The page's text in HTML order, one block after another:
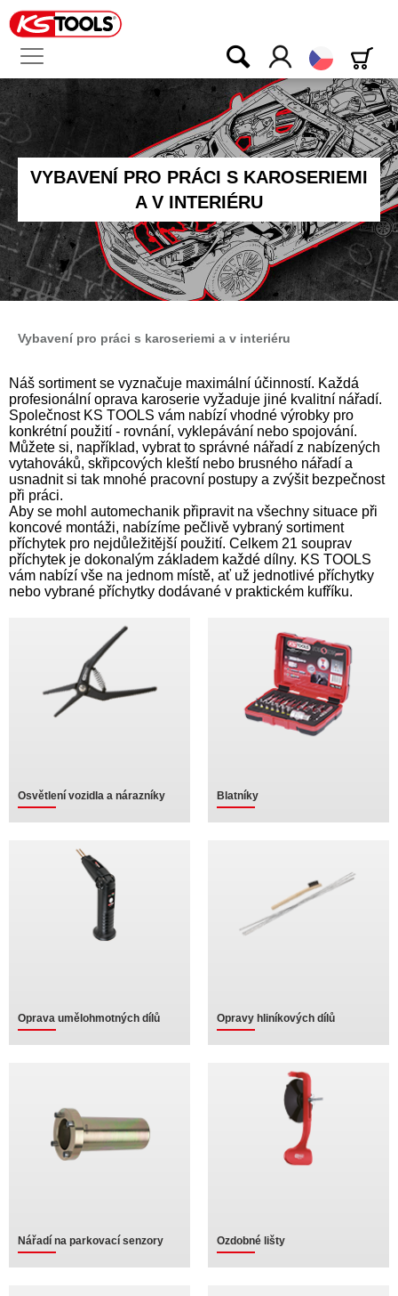
Čeština
VYBAVENÍ PRO PRÁCI S KAROSERIEMI
A V INTERIÉRU
Vybavení pro práci s karoseriemi a v interiéru
Náš sortiment se vyznačuje maximální účinností. Každá
profesionální oprava karoserie vyžaduje jiné kvalitní nářadí.
Společnost KS TOOLS vám nabízí vhodné výrobky pro
konkrétní použití - rovnání, vyklepávání nebo spojování.
Můžete si, například, vybrat to správné nářadí z nabízených
vytahováků, skřipcových kleští nebo brusného nářadí a
usnadnit si tak mnohé pracovní postupy a zvýšit bezpečnost
při práci.
Aby se mohl automechanik připravit na všechny situace při
koncové montáži, nabízíme pečlivě vybraný sortiment
příchytek pro nejdůležitější použití. Celkem 21 souprav
příchytek je dokonalým základem každé dílny. KS TOOLS
vám nabízí vše na jednom místě, ať už jednotlivé příchytky
nebo vybrané příchytky dodávané v praktickém kufříku.
Osvětlení vozidla a nárazníky Blatníky
Oprava umělohmotných dílů Opravy hliníkových dílů
Nářadí na parkovací senzory Ozdobné lišty